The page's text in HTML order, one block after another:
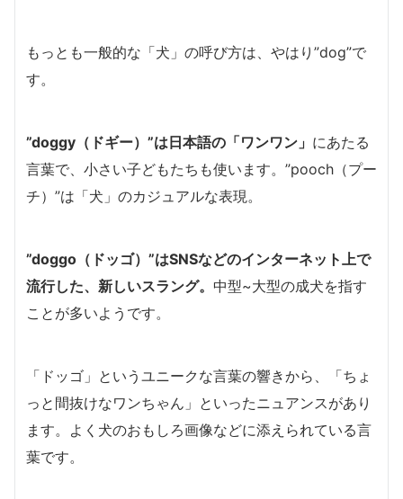
もっとも一般的な「犬」の呼び方は、やはり”dog”で
す。
”doggy（ドギー）”は日本語の「ワンワン」 にあたる
言葉で、小さい子どもたちも使います。”pooch（プー
チ）”は「犬」のカジュアルな表現。
”doggo（ドッゴ）”はSNSなどのインターネット上で
流行した、新しいスラング。 中型~大型の成犬を指す
ことが多いようです。
「ドッゴ」というユニークな言葉の響きから、「ちょ
っと間抜けなワンちゃん」といったニュアンスがあり
ます。よく犬のおもしろ画像などに添えられている言
葉です。